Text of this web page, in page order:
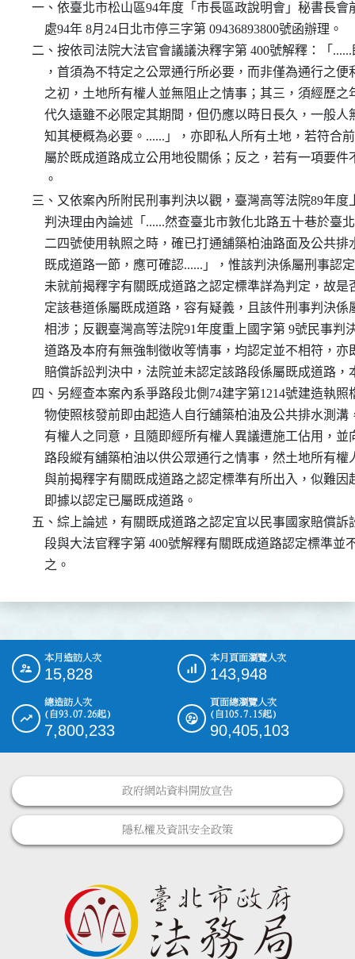
一、依臺北市松山區94年度「市長區政說明會」秘書長
      處94年 8月24日北市停三字第 09436893800號函辦理。
二、按依司法院大法官會議議決釋字第 400號解釋：「
，首須為不特定之公眾通行所必要，而非僅為通行之
之初，土地所有權人並無阻止之情事；其三，須經歷
代久遠雖不必限定其期間，但仍應以時日長久，一般
知其梗概為必要。......」，亦即私人所有土地，若符
屬於既成道路成立公用地役關係；反之，若有一項要
      。
三、又依案內所附民刑事判決以觀，臺灣高等法院89年
判決理由內論述「......然查臺北市敦化北路五十巷於
二四號使用執照之時，確已打通舖築柏油路面及公共
既成道路一節，應可確認......」，惟該判決係屬刑事
未就前揭釋字有關既成道路之認定標準詳為判定，故
定該巷道係屬既成道路，容有疑義，且該件刑事判決
相涉；反觀臺灣高等法院91年度重上國字第 9號民事
道路及本府有無強制徵收等情事，均認定並不相符，
賠償訴訟判決中，法院並未認定該路段係屬既成道路
四、另經查本案內系爭路段北側74建字第1214號建造執
物使照核發前即由起造人自行舖築柏油及公共排水測
有權人之同意，且隨即經所有權人異議遭施工佔用，
路段縱有舖築柏油以供公眾通行之情事，然土地所有
與前揭釋字有關既成道路之認定標準有所出入，似難
      即據以認定已屬既成道路。
五、綜上論述，有關既成道路之認定宜以民事國家賠償
段與大法官釋字第 400號解釋有關既成道路認定標準
      之。
::: 本月造訪人次
15,828
本月頁面瀏覽人次
143,948
總造訪人次
(自93.07.26起)
7,800,233
頁面總瀏覽人次
(自105.7.15起)
90,405,103
政府網站資料開放宣告
隱私權及資訊安全政策